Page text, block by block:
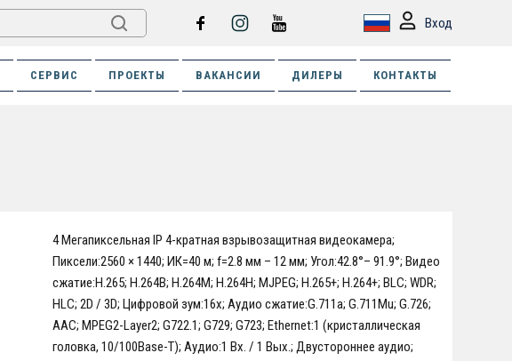
Вход
СЕРВИС ПРОЕКТЫ ВАКАНСИИ ДИЛЕРЫ КОНТАКТЫ
4 Мегапиксельная IP 4-кратная взрывозащитная видеокамера;
Пиксели:2560 × 1440; ИК=40 м; f=2.8 мм – 12 мм; Угол:42.8°– 91.9°; Видео
сжатие:H.265; H.264B; H.264M; H.264H; MJPEG; H.265+; H.264+; BLC; WDR;
HLC; 2D / 3D; Цифровой зум:16x; Аудио сжатие:G.711a; G.711Mu; G.726;
AAC; MPEG2-Layer2; G722.1; G729; G723; Ethernet:1 (кристаллическая
головка, 10/100Base-T); Аудио:1 Вх. / 1 Вых.; Двустороннее аудио;